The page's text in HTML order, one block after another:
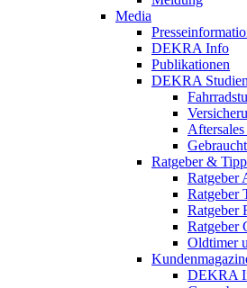
Media
DEKRA Info
Publikationen
DEKRA Studien
Ratgeber &
Ratgeber
Ratgeber
Ratgeber
Ratgeber
Oldtimer
DEKRA